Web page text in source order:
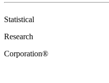
Statistical
Research
Corporation®